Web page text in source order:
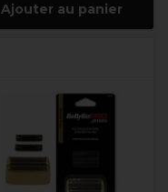
Ajouter au panier